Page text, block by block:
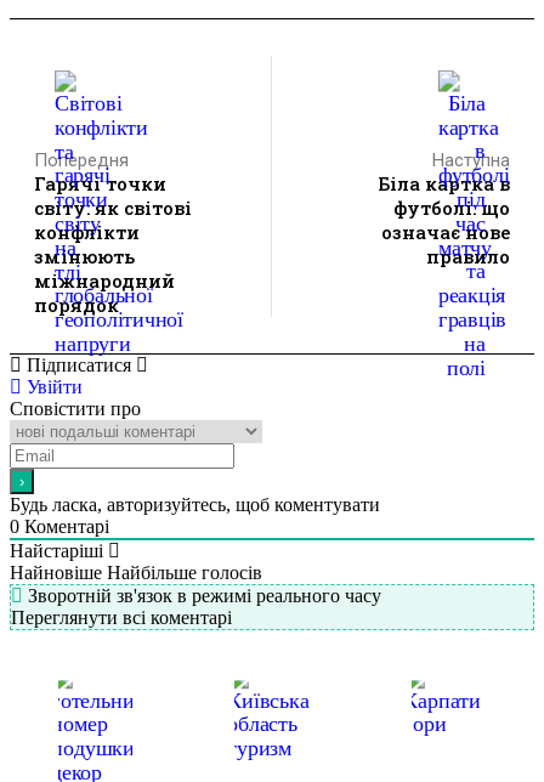
Попередня
Гарячі точки
світу: як світові
конфлікти
змінюють
міжнародний
порядок
Наступна
Біла картка в
футболі: що
означає нове
правило
Підписатися
Увійти
Сповістити про
Будь ласка, авторизуйтесь, щоб коментувати
0 Коментарі
Найстаріші
Найновіше Найбільше голосів
Зворотній зв'язок в режимі реального часу
Переглянути всі коментарі